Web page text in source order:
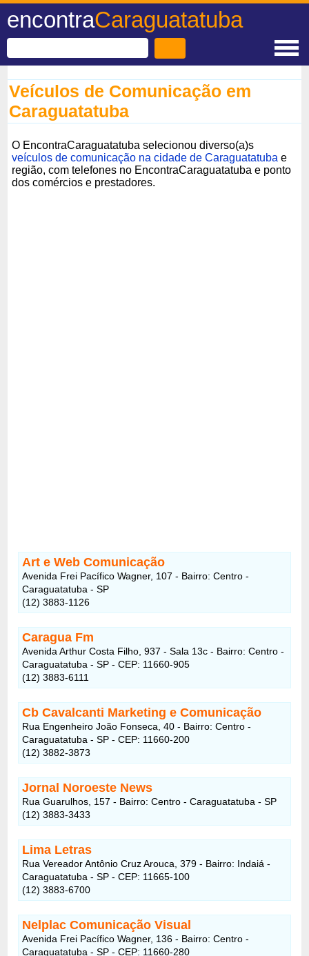
encontraCaraguatatuba
Veículos de Comunicação em
Caraguatatuba
O EncontraCaraguatatuba selecionou diverso(a)s
veículos de comunicação na cidade de Caraguatatuba e
região, com telefones no EncontraCaraguatatuba e ponto
dos comércios e prestadores.
Art e Web Comunicação
Avenida Frei Pacífico Wagner, 107 - Bairro: Centro -
Caraguatatuba - SP
(12) 3883-1126
Caragua Fm
Avenida Arthur Costa Filho, 937 - Sala 13c - Bairro: Centro -
Caraguatatuba - SP - CEP: 11660-905
(12) 3883-6111
Cb Cavalcanti Marketing e Comunicação
Rua Engenheiro João Fonseca, 40 - Bairro: Centro -
Caraguatatuba - SP - CEP: 11660-200
(12) 3882-3873
Jornal Noroeste News
Rua Guarulhos, 157 - Bairro: Centro - Caraguatatuba - SP
(12) 3883-3433
Lima Letras
Rua Vereador Antônio Cruz Arouca, 379 - Bairro: Indaiá -
Caraguatatuba - SP - CEP: 11665-100
(12) 3883-6700
Nelplac Comunicação Visual
Avenida Frei Pacífico Wagner, 136 - Bairro: Centro -
Caraguatatuba - SP - CEP: 11660-280